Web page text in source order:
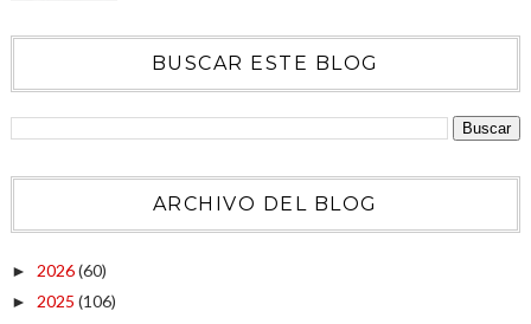
BUSCAR ESTE BLOG
ARCHIVO DEL BLOG
► 2026(60)
► 2025 (106)